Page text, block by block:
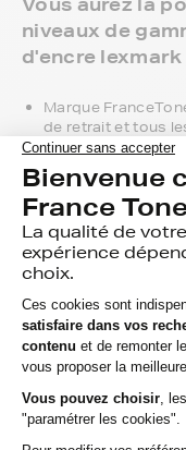
niveaux de
d'encre
Marque
de retrait et tous
compatible avec
c'est le meilleur
proposons toutes
couleur, en pack
de votre
Gamme 1er Prix :
lexmark all-in-one-
Marque
chercher vos
magasin, gagnez
directement chez